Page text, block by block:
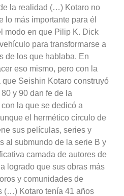
la realidad (…) Kotaro no
lo más importante para él
modo en que Pilip K. Dick
para transformarse a
de los que hablaba. En
eso mismo, pero con la
Seishin Kotaro construyó
y 90 dan fe de la
la que se dedicó a
el hermético círculo de
sus películas, series y
al submundo de la serie B y
camada de autores de
logrado que sus obras más
y comunidades de
(…) Kotaro tenía 41 años